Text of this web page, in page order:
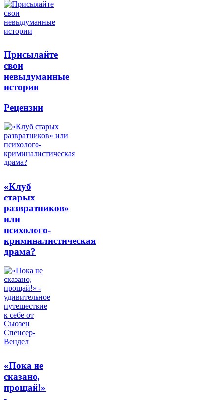
Присылайте
свои
невыдуманные
истории
Рецензии
«Клуб
старых
развратников»
или
психолого-
криминалистическая
драма?
«Пока не
сказано,
прощай!»